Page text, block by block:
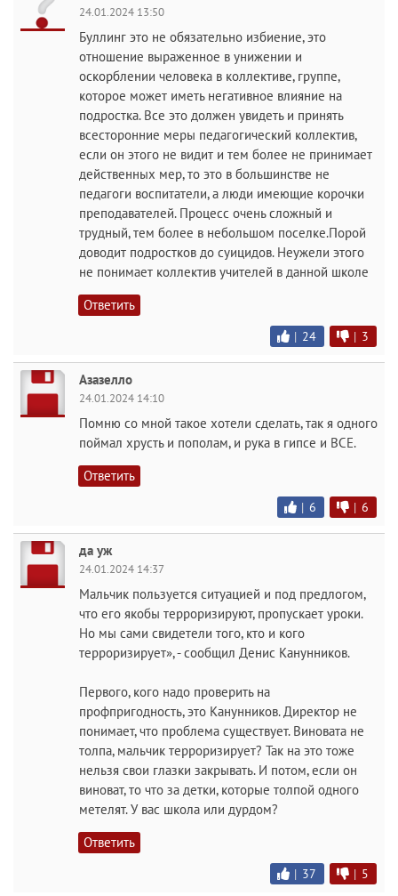
24.01.2024 13:50
Буллинг это не обязательно избиение, это
отношение выраженное в унижении и
оскорблении человека в коллективе, группе,
которое может иметь негативное влияние на
подростка. Все это должен увидеть и принять
всесторонние меры педагогический коллектив,
если он этого не видит и тем более не принимает
действенных мер, то это в большинстве не
педагоги воспитатели, а люди имеющие корочки
преподавателей. Процесс очень сложный и
трудный, тем более в небольшом поселке.Порой
доводит подростков до суицидов. Неужели этого
не понимает коллектив учителей в данной школе
Ответить
| 24 | 3
Азазелло
24.01.2024 14:10
Помню со мной такое хотели сделать, так я одного
поймал хрусть и пополам, и рука в гипсе и ВСЕ.
Ответить
| 6 | 6
да уж
24.01.2024 14:37
Мальчик пользуется ситуацией и под предлогом,
что его якобы терроризируют, пропускает уроки.
Но мы сами свидетели того, кто и кого
терроризирует», - сообщил Денис Канунников.
Первого, кого надо проверить на
профпригодность, это Канунников. Директор не
понимает, что проблема существует. Виновата не
толпа, мальчик терроризирует? Так на это тоже
нельзя свои глазки закрывать. И потом, если он
виноват, то что за детки, которые толпой одного
метелят. У вас школа или дурдом?
Ответить
| 37 | 5